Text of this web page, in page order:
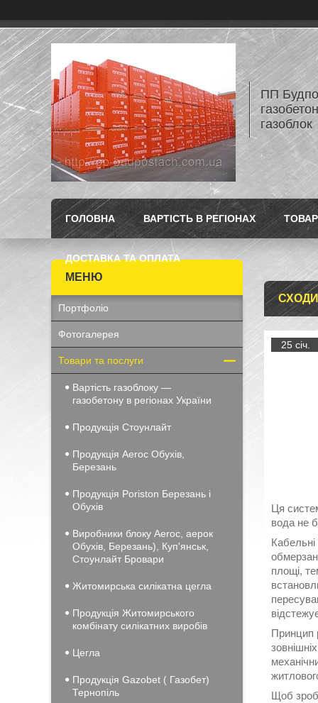
ПП
газоблок
ГОЛОВНА ВАРТІСТЬ В РЕГІОНАХ
ДОСТАВКА ТА ОПЛАТА
СХОДИ
25 січ.
Ця
вода не
Кабельні
площі,
Принцип
Щоб
Портфоліо
Фотогалерея
Товари та послуги
Вартість газоблоку —
газобетону в регіонах України
Продукція Стоунлайт
Продукція Aeroc Обухів,
Березань
Продукція Poriston Березань і
Обухів
Виробники блоку Aeroc, аерок
Обухів, Березань), Куп'янськ,
Стоунлайт Бровари
Житомирська силікатна цегла
Продукція Житомирського
комбінату силікатних виробів
Цегла
Продукція Gazobet ( Газобет)
Тернопіль